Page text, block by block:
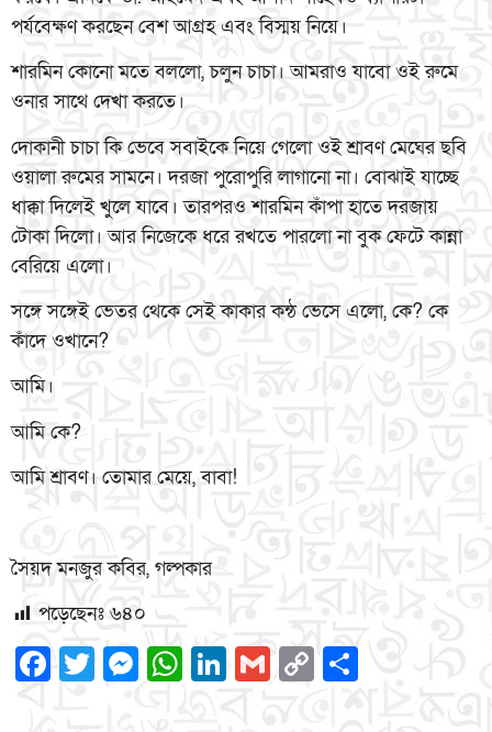
পর্যবেক্ষণ করছেন বেশ আগ্রহ এবং বিস্ময় নিয়ে।
শারমিন কোনো মতে বললো, চলুন চাচা। আমরাও যাবো ওই রুমে
ওনার সাথে দেখা করতে।
দোকানী চাচা কি ভেবে সবাইকে নিয়ে গেলো ওই শ্রাবণ মেঘের ছবি
ওয়ালা রুমের সামনে। দরজা পুরোপুরি লাগানো না। বোঝাই যাচ্ছে
ধাক্কা দিলেই খুলে যাবে। তারপরও শারমিন কাঁপা হাতে দরজায়
টোকা দিলো। আর নিজেকে ধরে রখতে পারলো না বুক ফেটে কান্না
বেরিয়ে এলো।
সঙ্গে সঙ্গেই ভেতর থেকে সেই কাকার কন্ঠ ভেসে এলো, কে? কে
কাঁদে ওখানে?
আমি।
আমি কে?
আমি শ্রাবণ। তোমার মেয়ে, বাবা!
সৈয়দ মনজুর কবির, গল্পকার
পড়েছেনঃ ৬৪০
Facebook
Twitter
Messenger
WhatsApp
LinkedIn
Gmail
Copy
Link
Share